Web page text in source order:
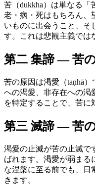
苦（dukkha）は単なる「
老・病・死はもちろん、
いものに出会うこと、そ
す。これは悲観主義では
第二 集諦 — 苦
苦の原因は渇愛（taṇhā
への渇愛、非存在への渇
を特定することで、苦に
第三 滅諦 — 苦
渇愛の止滅が苦の止滅で
ばれます。渇愛が弱まる
な涅槃に至る前でも、日
きます。